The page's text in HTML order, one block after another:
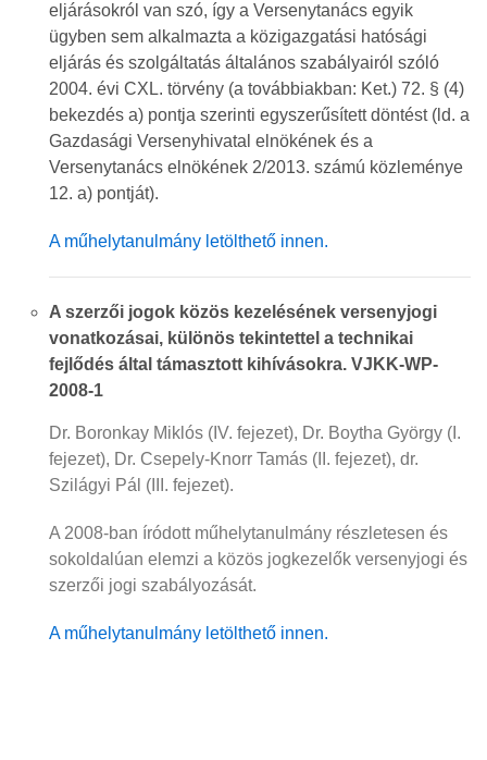
eljárásokról van szó, így a Versenytanács egyik
ügyben sem alkalmazta a közigazgatási hatósági
eljárás és szolgáltatás általános szabályairól szóló
2004. évi CXL. törvény (a továbbiakban: Ket.) 72. § (4)
bekezdés a) pontja szerinti egyszerűsített döntést (ld. a
Gazdasági Versenyhivatal elnökének és a
Versenytanács elnökének 2/2013. számú közleménye
12. a) pontját).
A műhelytanulmány letölthető innen.
A szerzői jogok közös kezelésének versenyjogi
vonatkozásai, különös tekintettel a technikai
fejlődés által támasztott kihívásokra. VJKK-WP-
2008-1
Dr. Boronkay Miklós (IV. fejezet), Dr. Boytha György (I.
fejezet), Dr. Csepely-Knorr Tamás (II. fejezet), dr.
Szilágyi Pál (III. fejezet).
A 2008-ban íródott műhelytanulmány részletesen és
sokoldalúan elemzi a közös jogkezelők versenyjogi és
szerzői jogi szabályozását.
A műhelytanulmány letölthető innen.